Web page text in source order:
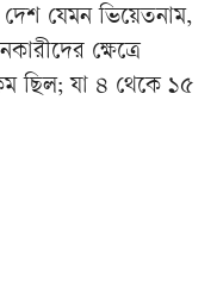
দেশ যেমন ভিয়েতনাম,
ক্ষেত্রে
ছিল; যা ৪ থেকে ১৫